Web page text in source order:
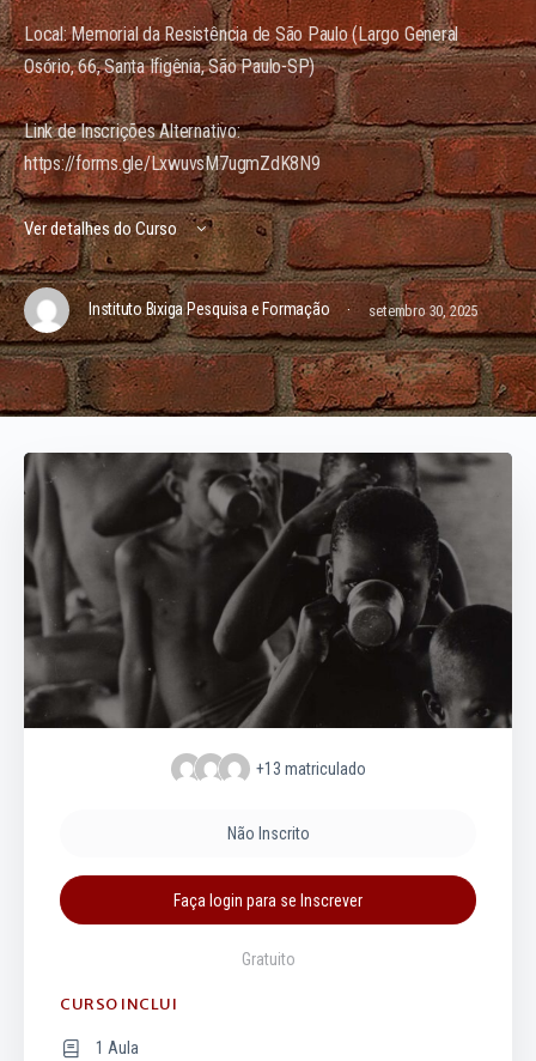
Local: Memorial da Resistência de São Paulo (Largo General
Osório, 66, Santa Ifigênia, São Paulo-SP)
Link de Inscrições Alternativo:
https://forms.gle/LxwuvsM7ugmZdK8N9
Ver detalhes do Curso
Instituto Bixiga Pesquisa e Formação · setembro 30, 2025
+13 matriculado
Não Inscrito
Faça login para se Inscrever
Gratuito
CURSO INCLUI
1 Aula